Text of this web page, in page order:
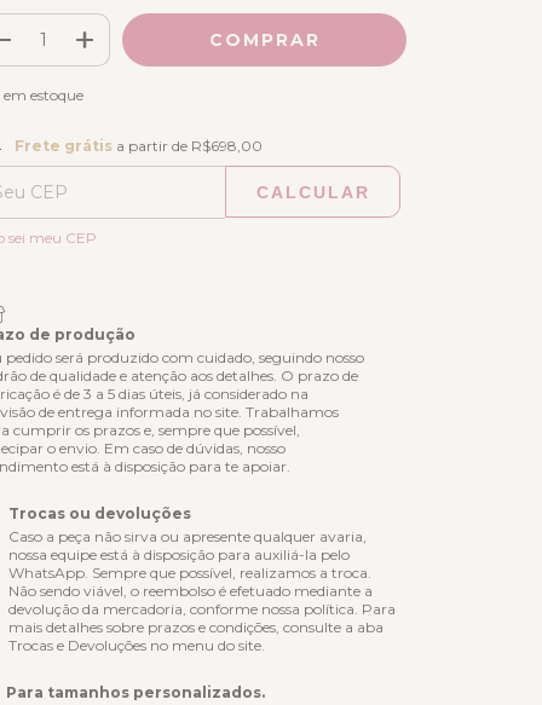
em estoque
grátis R$698,00
para o CEP: ALTERAR CEP
Frete grátisa partir de R$698,00
CALCULAR
sei meu CEP
de produção
pedido será produzido com cuidado, seguindo nosso
de qualidade e atenção aos detalhes. O prazo de
é de 3 a 5 dias úteis, já considerado na
de entrega informada no site. Trabalhamos
cumprir os prazos e, sempre que possível,
o envio. Em caso de dúvidas, nosso
está à disposição para te apoiar.
Trocas ou devoluções
Caso a peça não sirva ou apresente qualquer avaria,
nossa equipe está à disposição para auxiliá-la pelo
WhatsApp. Sempre que possível, realizamos a troca.
Não sendo viável, o reembolso é efetuado mediante a
devolução da mercadoria, conforme nossa política. Para
mais detalhes sobre prazos e condições, consulte a aba
Trocas e Devoluções no menu do site.
Para tamanhos personalizados.